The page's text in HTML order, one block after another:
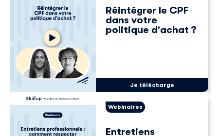
Réintégrer le CPF
dans votre
politique d'achat ?
Je télécharge
Webinaires
Entretiens